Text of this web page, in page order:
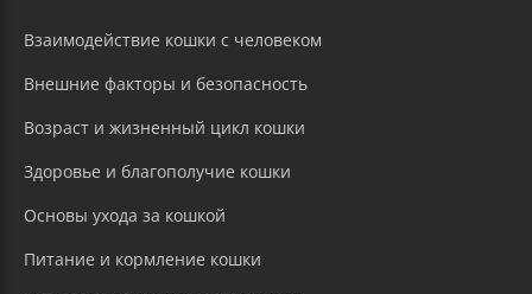
Взаимодействие кошки с человеком
Внешние факторы и безопасность
Возраст и жизненный цикл кошки
Здоровье и благополучие кошки
Основы ухода за кошкой
Питание и кормление кошки